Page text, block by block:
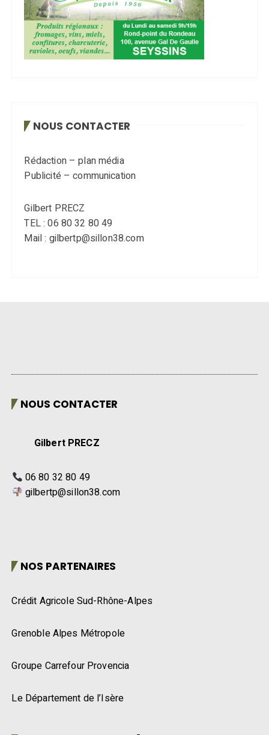
NOUS CONTACTER
Rédaction – plan média
Publicité – communication
Gilbert PRECZ
TEL : 06 80 32 80 49
Mail : gilbertp@sillon38.com
NOUS CONTACTER
Gilbert PRECZ
06 80 32 80 49
gilbertp@sillon38.com
NOS PARTENAIRES
Crédit Agricole Sud-Rhône-Alpes
Grenoble Alpes Métropole
Groupe Carrefour Provencia
Le Département de l’Isère